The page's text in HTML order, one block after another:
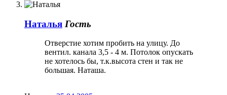
Наталья Гость
Отверстие хотим пробить на улицу. До
вентил. канала 3,5 - 4 м. Потолок опускать
не хотелось бы, т.к.высота стен и так не
большая. Наташа.